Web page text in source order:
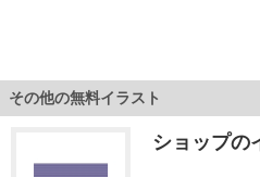
その他の無料イラスト
ショップの